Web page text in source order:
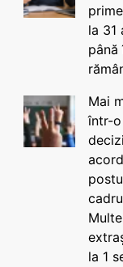
la 31
până
Mai
într-o
la 1